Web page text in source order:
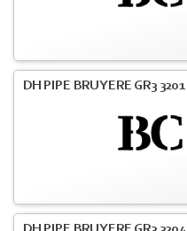
DH PIPE BRUYERE GR3 3201